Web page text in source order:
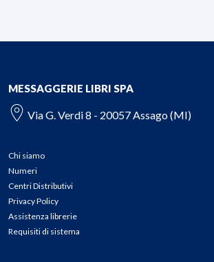
MESSAGGERIE LIBRI SPA
Via G. Verdi 8 - 20057 Assago (MI)
Chi siamo
Numeri
Centri Distributivi
Privacy Policy
Assistenza librerie
Requisiti di sistema